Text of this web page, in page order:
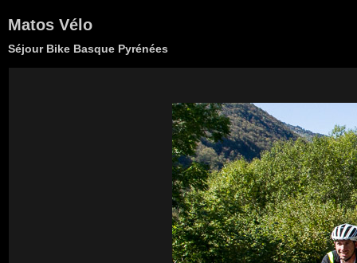
Matos Vélo
Séjour Bike Basque Pyrénées